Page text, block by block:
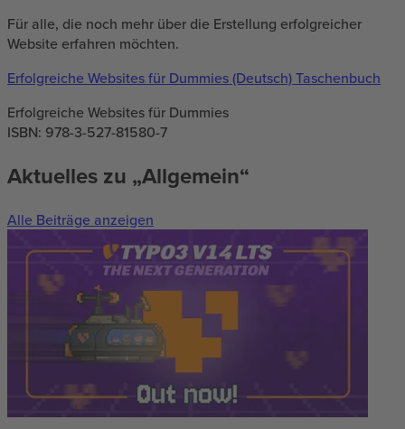
Für alle, die noch mehr über die Erstellung erfolgreicher
Website erfahren möchten.
Erfolgreiche Websites für Dummies (Deutsch) Taschenbuch
Erfolgreiche Websites für Dummies
ISBN: 978-3-527-81580-7
Aktuelles zu „Allgemein“
Alle Beiträge anzeigen